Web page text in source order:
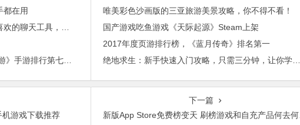
都在用
进博会倒计时，外贸沟通中，老外喜欢的聊天工具，你知道几种？
2015年最赚钱游戏出炉：《梦幻西游》手游排行第七，腾讯总收入进前三
唯美彩色沙画版的三亚旅游美景攻略，你不得不看！
国产游戏吃鱼游戏《天际起源》Steam上架
2017年度页游排行榜，《蓝月传奇》排名第一
绝地求生：新手快速入门攻略，只需三分钟，让你学会如何正确吃鸡
游戏下载推荐
下一篇
新版App Store免费榜变天 刷榜游戏和自充产品何去何从？